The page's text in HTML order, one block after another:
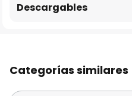
Descargables
Categorías similares